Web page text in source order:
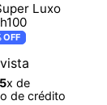
Luxo
OFF
5x de
de crédito